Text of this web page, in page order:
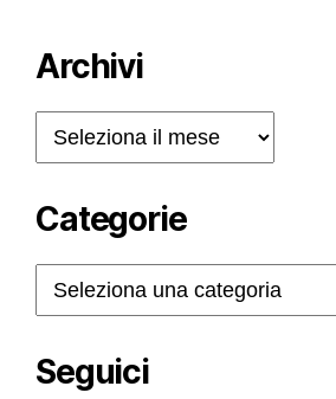
Archivi
Categorie
Seguici